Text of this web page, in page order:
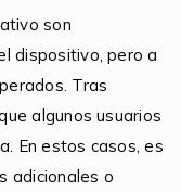
son
dispositivo, pero a
Tras
algunos usuarios
En estos casos, es
adicionales o